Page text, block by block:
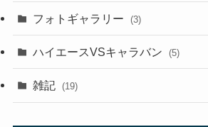
フォトギャラリー (3)
ハイエースVSキャラバン (5)
雑記 (19)